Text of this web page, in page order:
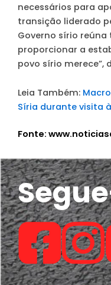
necessários para
transição liderado
Governo sírio
proporcionar a
povo sírio merece”,
Leia Também:
Síria durante visita
Fonte: